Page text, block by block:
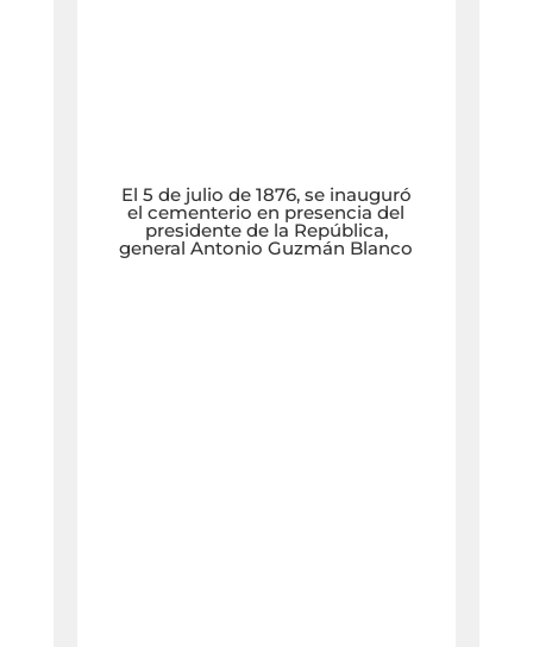
El 5 de julio de 1876, se inauguró
el cementerio en presencia del
presidente de la República,
general Antonio Guzmán Blanco